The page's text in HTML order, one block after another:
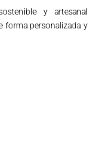
y artesanal
forma personalizada y